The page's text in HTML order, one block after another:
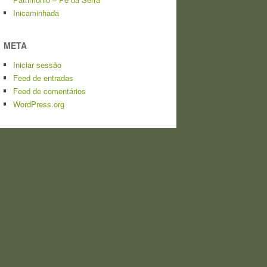
Inicaminhada
META
Iniciar sessão
Feed de entradas
Feed de comentários
WordPress.org